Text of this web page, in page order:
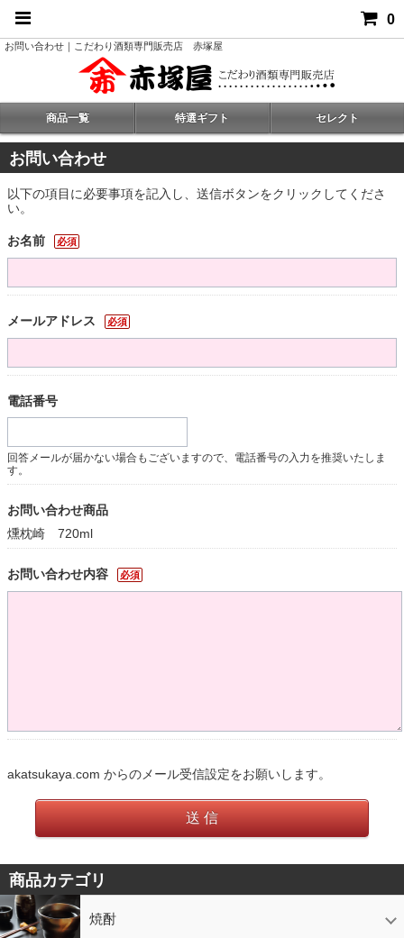
0
お問い合わせ｜こだわり酒類専門販売店 赤塚屋
商品一覧 特選ギフト セレクト
お問い合わせ
以下の項目に必要事項を記入し、送信ボタンをクリックしてくださ
い。
お名前 必須
メールアドレス 必須
電話番号
回答メールが届かない場合もございますので、電話番号の入力を推奨いたしま
す。
お問い合わせ商品
燻枕崎 720ml
お問い合わせ内容 必須
akatsukaya.com からのメール受信設定をお願いします。
送 信
商品カテゴリ
焼酎